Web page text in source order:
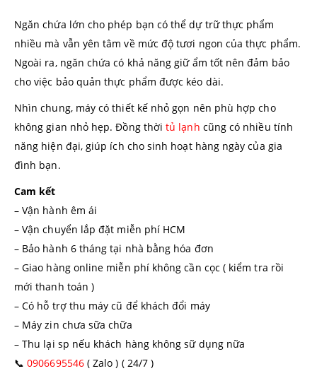
Ngăn chứa lớn cho phép bạn có thể dự trữ thực phẩm
nhiều mà vẫn yên tâm về mức độ tươi ngon của thực phẩm.
Ngoài ra, ngăn chứa có khả năng giữ ẩm tốt nên đảm bảo
cho việc bảo quản thực phẩm được kéo dài.
Nhìn chung, máy có thiết kế nhỏ gọn nên phù hợp cho
không gian nhỏ hẹp. Đồng thờitủ lạnh cũng có nhiều tính
năng hiện đại, giúp ích cho sinh hoạt hàng ngày của gia
đình bạn.
Cam kết
– Vận hành êm ái
– Vận chuyển lắp đặt miễn phí HCM
– Bảo hành 6 tháng tại nhà bằng hóa đơn
– Giao hàng online miễn phí không cần cọc ( kiểm tra rồi
mới thanh toán )
– Có hỗ trợ thu máy cũ để khách đổi máy
– Máy zin chưa sữa chữa
– Thu lại sp nếu khách hàng không sữ dụng nữa
📞 0906695546( Zalo ) ( 24/7 )